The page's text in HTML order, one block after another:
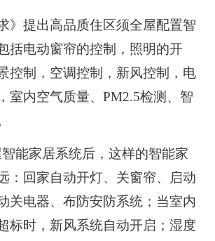
提出高品质住区须全屋配置智
括电动窗帘的控制，照明的开
控制，空调控制，新风控制，电
室内空气质量、PM2.5检测、智
家居系统后，这样的智能家
：回家自动开灯、关窗帘、启动
关电器、布防安防系统；当室内
标时，新风系统自动开启；湿度